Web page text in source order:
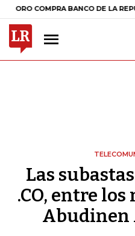
COMPRA BANCO DE LA REPÚBLICA
Las
.CO, entre
Abudinen